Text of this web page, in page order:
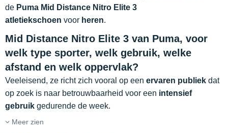
de Puma Mid Distance Nitro Elite 3
atletiekschoen voor heren.
Mid Distance Nitro Elite 3 van Puma, voor
welk type sporter, welk gebruik, welke
afstand en welk oppervlak?
Veeleisend, ze richt zich vooral op een ervaren publiek dat
op zoek is naar betrouwbaarheid voor een intensief
gebruik gedurende de week.
Meer zien